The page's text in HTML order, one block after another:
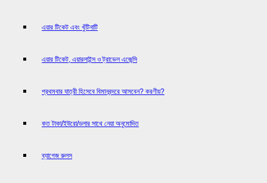
এয়ার টিকেট এবং খুঁটিনাটি
এয়ার টিকেট, এয়ারলাইন্স ও ট্রাভেল এজেন্সি
প্রথমবার যাত্রী হিসেবে বিমানবন্দরে আসবেন? করণীয়?
কত টাকা/ইউরো/ডলার সাথে নেয়া অনুমোদিত
ব্যাগেজ রুলস